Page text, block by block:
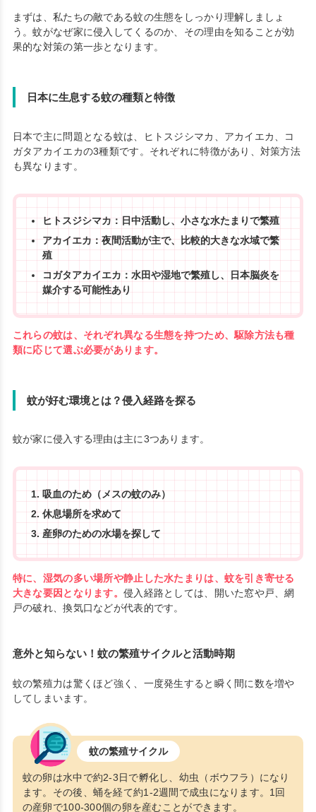
まずは、私たちの敵である蚊の生態をしっかり理解しましょ
う。蚊がなぜ家に侵入してくるのか、その理由を知ることが効
果的な対策の第一歩となります。
日本に生息する蚊の種類と特徴
日本で主に問題となる蚊は、ヒトスジシマカ、アカイエカ、コ
ガタアカイエカの3種類です。それぞれに特徴があり、対策方法
も異なります。
ヒトスジシマカ：日中活動し、小さな水たまりで繁殖
アカイエカ：夜間活動が主で、比較的大きな水域で繁
殖
コガタアカイエカ：水田や湿地で繁殖し、日本脳炎を
媒介する可能性あり
これらの蚊は、それぞれ異なる生態を持つため、駆除方法も種
類に応じて選ぶ必要があります。
蚊が好む環境とは？侵入経路を探る
蚊が家に侵入する理由は主に3つあります。
吸血のため（メスの蚊のみ）
休息場所を求めて
産卵のための水場を探して
特に、湿気の多い場所や静止した水たまりは、蚊を引き寄せる
大きな要因となります。 侵入経路としては、開いた窓や戸、網
戸の破れ、換気口などが代表的です。
意外と知らない！蚊の繁殖サイクルと活動時期
蚊の繁殖力は驚くほど強く、一度発生すると瞬く間に数を増や
してしまいます。
蚊の繁殖サイクル
蚊の卵は水中で約2-3日で孵化し、幼虫（ボウフラ）になり
ます。その後、蛹を経て約1-2週間で成虫になります。1回
の産卵で100-300個の卵を産むことができます。